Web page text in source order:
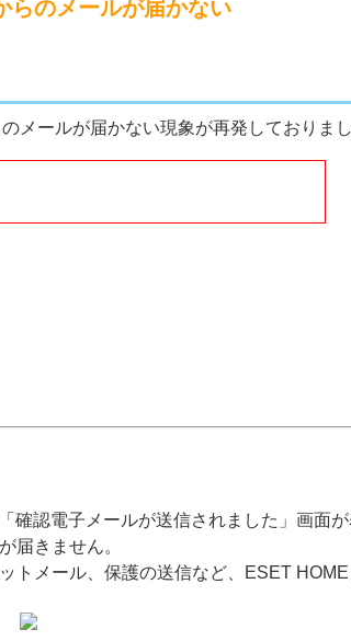
らのメールが届かない
メールが届かない現象が再発しておりまし
「確認電子メールが送信されました」画面
届きません。
メール、保護の送信など、ESET